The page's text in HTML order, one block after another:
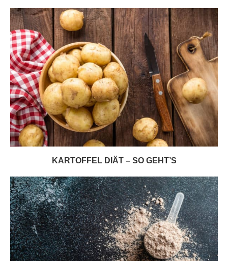
KARTOFFEL DIÄT – SO GEHT’S